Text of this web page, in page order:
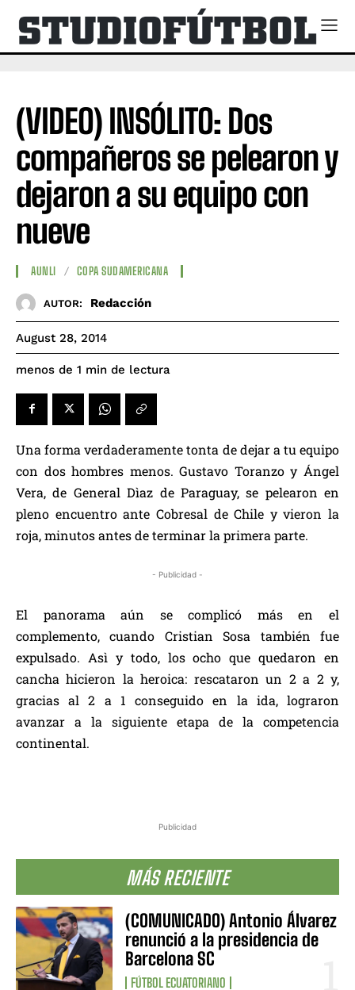
Publicidad
MÁS RECIENTE
(COMUNICADO) Antonio Álvarez
renunció a la presidencia de
Barcelona SC
FÚTBOL ECUATORIANO
(VIDEO) INSÓLITO: Dos
compañeros se pelearon y
dejaron a su equipo con
nueve
AUNLI COPA SUDAMERICANA
AUTOR: Redacción
August 28, 2014
menos de 1 min de lectura
Una forma verdaderamente tonta de dejar a tu equipo
con dos hombres menos. Gustavo Toranzo y Ángel
Vera, de General Dìaz de Paraguay, se pelearon en
pleno encuentro ante Cobresal de Chile y vieron la
roja, minutos antes de terminar la primera parte.
- Publicidad -
El panorama aún se complicó más en el
complemento, cuando Cristian Sosa también fue
expulsado. Asì y todo, los ocho que quedaron en
cancha hicieron la heroica: rescataron un 2 a 2 y,
gracias al 2 a 1 conseguido en la ida, lograron
avanzar a la siguiente etapa de la competencia
continental.